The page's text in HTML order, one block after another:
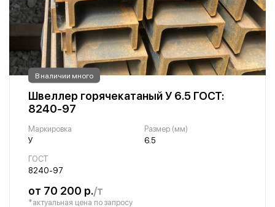
В наличии много
Швеллер горячекатаный У 6.5 ГОСТ:
8240-97
Маркировка
У
Размер (мм)
6.5
ГОСТ
8240-97
от 70 200 р./т
*актуальная цена по запросу